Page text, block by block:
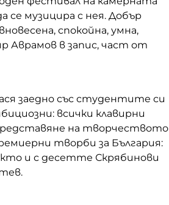
се музицира с нея. Добър
спокойна, умна,
Аврамов в запис, част от
заедно със студентите си
всички клавирни
на творчеството
творби за България:
и с десетте Скрябинови